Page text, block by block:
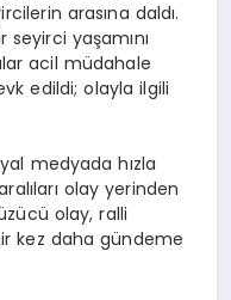
arasına daldı.
seyirci yaşamını
acil müdahale
edildi; olayla ilgili
medyada hızla
olay yerinden
olay, ralli
kez daha gündeme